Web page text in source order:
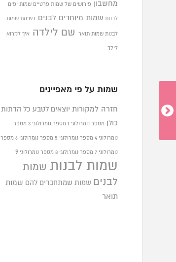
מחשבון פירושים של שמות פרטיים שמות יפים
לבנות שמות מיוחדים לבנים רשימת שמות
לבנות שמות תואר שם לילדה איך לקרוא
לילד
שמות על פי מאפיינים
חזרה למקורות יוצאים לטבע כל הדתות
כולן מספר נומרולוגי 1 מספר נומרולוגי 3 מספר
נומרולוגי 4 מספר נומרולוגי 5 מספר נומרולוגי 6 מספר
נומרולוגי 7 מספר נומרולוגי 8 מספר נומרולוגי9
שמות לבנות שמות
לבנים
שמות שמתחברים להם שמות
תואר